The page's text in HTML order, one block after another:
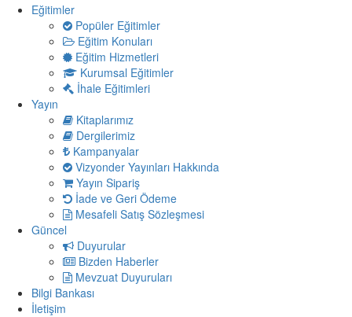
Eğitimler
Popüler Eğitimler
Eğitim Konuları
Eğitim Hizmetleri
Kurumsal Eğitimler
İhale Eğitimleri
Yayın
Kitaplarımız
Dergilerimiz
Kampanyalar
Vizyonder Yayınları Hakkında
Yayın Sipariş
İade ve Geri Ödeme
Mesafeli Satış Sözleşmesi
Güncel
Duyurular
Bizden Haberler
Mevzuat Duyuruları
Bilgi Bankası
İletişim